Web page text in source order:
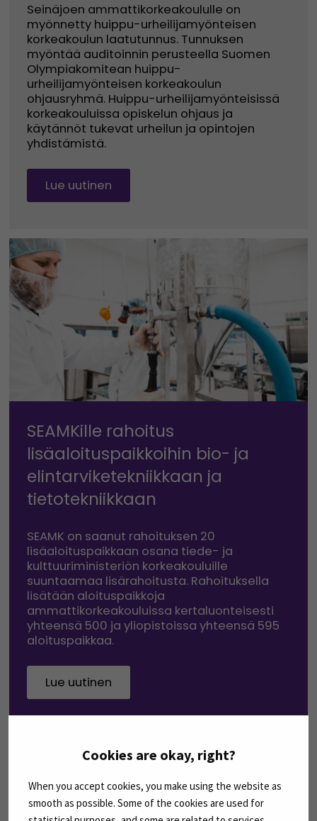
Cookies are okay, right?
When you accept cookies, you make using the website as
smooth as possible. Some of the cookies are used for
Seinäjoen ammattikorkeakoululle on
myönnetty huippu-urheilijamyönteisen
korkeakoulun laatutunnus. Tunnuksen
myöntää auditoinnin perusteella Suomen
Olympiakomitean huippu-
urheilijamyönteisen korkeakoulun
ohjausryhmä. Huippu-urheilijamyönteisissä
korkeakouluissa opiskelun ohjaus ja
käytännöt tukevat urheilun ja opintojen
yhdistämistä.
Lue uutinen
SEAMKille rahoitus
lisäaloituspaikkoihin bio- ja
elintarviketekniikkaan ja
tietotekniikkaan
SEAMK on saanut rahoituksen 20
lisäaloituspaikkaan osana tiede- ja
kulttuuriministeriön korkeakouluille
suuntaamaa lisärahoitusta. Rahoituksella
lisätään aloituspaikkoja
ammattikorkeakouluissa kertaluonteisesti
yhteensä 500 ja yliopistoissa yhteensä 595
aloituspaikkaa.
Lue uutinen
AJANKOHTAISTA